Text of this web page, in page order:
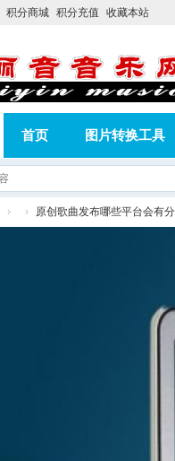
积分商城 积分充值 收藏本站
首页 图片转换工具
相册 分享 记录
› › 原创歌曲发布哪些平台会有